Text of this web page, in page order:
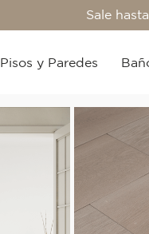
Sale
Pisos y Paredes